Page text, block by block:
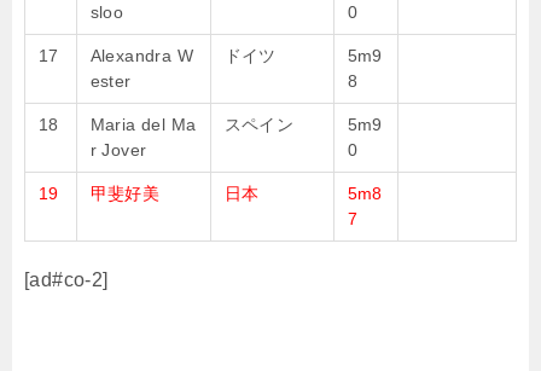
sloo
0
17
Alexandra W
ester
ドイツ
5m9
8
18
Maria del Ma
r Jover
スペイン
5m9
0
19 甲斐好美 日本
5m8
7
[ad#co-2]